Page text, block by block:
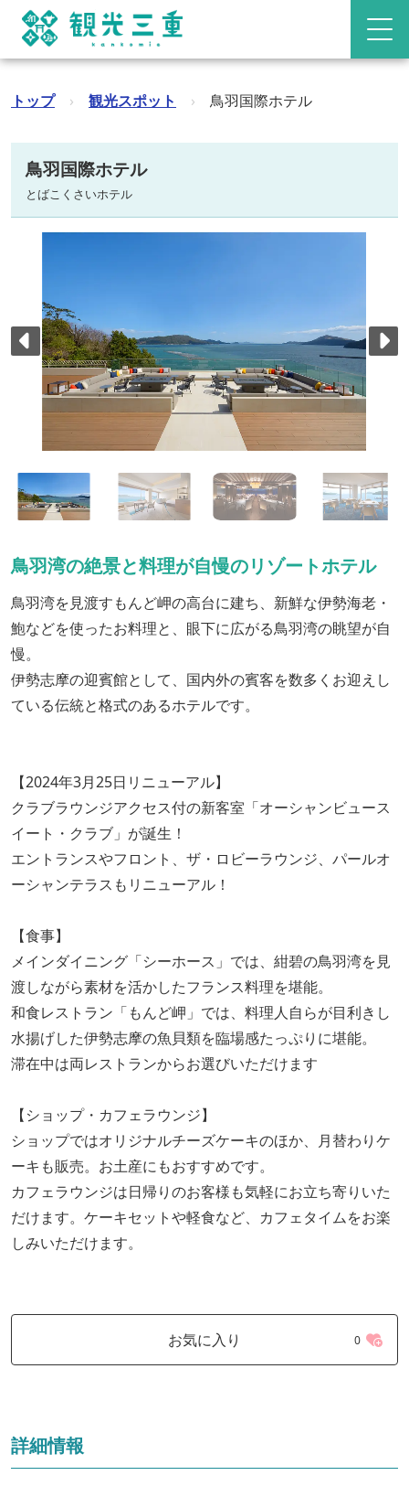
トップ › 観光スポット › 鳥羽国際ホテル
鳥羽国際ホテル
とばこくさいホテル
鳥羽湾の絶景と料理が自慢のリゾートホテル
鳥羽湾を見渡すもんど岬の高台に建ち、新鮮な伊勢海老・
鮑などを使ったお料理と、眼下に広がる鳥羽湾の眺望が自
慢。
伊勢志摩の迎賓館として、国内外の賓客を数多くお迎えし
ている伝統と格式のあるホテルです。
【2024年3月25日リニューアル】
クラブラウンジアクセス付の新客室「オーシャンビュース
イート・クラブ」が誕生！
エントランスやフロント、ザ・ロビーラウンジ、パールオ
ーシャンテラスもリニューアル！
【食事】
メインダイニング「シーホース」では、紺碧の鳥羽湾を見
渡しながら素材を活かしたフランス料理を堪能。
和食レストラン「もんど岬」では、料理人自らが目利きし
水揚げした伊勢志摩の魚貝類を臨場感たっぷりに堪能。
滞在中は両レストランからお選びいただけます
【ショップ・カフェラウンジ】
ショップではオリジナルチーズケーキのほか、月替わりケ
ーキも販売。お土産にもおすすめです。
カフェラウンジは日帰りのお客様も気軽にお立ち寄りいた
だけます。ケーキセットや軽食など、カフェタイムをお楽
しみいただけます。
お気に入り 0
詳細情報